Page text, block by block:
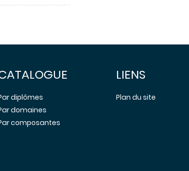
diplômes
domaines
composantes
LIENS
Plan du site